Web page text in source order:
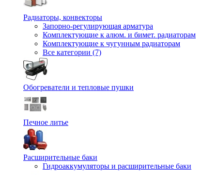
Радиаторы, конвекторы
Запорно-регулирующая арматура
Комплектующие к алюм. и бимет. радиаторам
Комплектующие к чугунным радиаторам
Все категории (7)
Обогреватели и тепловые пушки
Печное литье
Расширительные баки
Гидроаккумуляторы и расширительные баки